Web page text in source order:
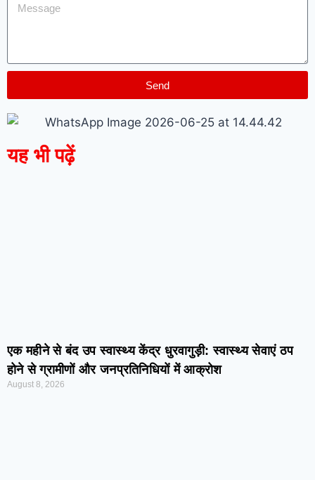
Send
यह भी पढ़ें
एक महीने से बंद उप स्वास्थ्य केंद्र धुरवागुड़ी: स्वास्थ्य सेवाएं ठप
होने से ग्रामीणों और जनप्रतिनिधियों में आक्रोश
August 8, 2026